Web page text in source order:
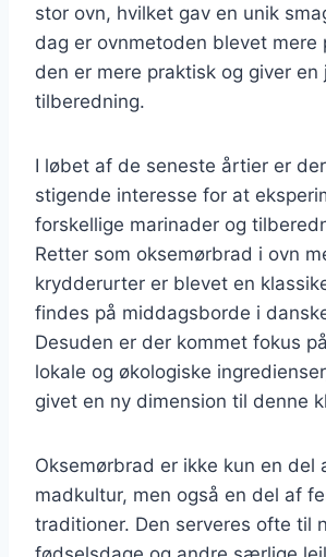
stor ovn, hvilket gav en unik
dag er ovnmetoden blevet mere
den er mere praktisk og giver
tilberedning.
I løbet af de seneste årtier er
stigende interesse for at
forskellige marinader og
Retter som oksemørbrad i ovn
krydderurter er blevet en
findes på middagsborde i
Desuden er der kommet fokus
lokale og økologiske
givet en ny dimension til denne
Oksemørbrad er ikke kun en del
madkultur, men også en del af
traditioner. Den serveres ofte til